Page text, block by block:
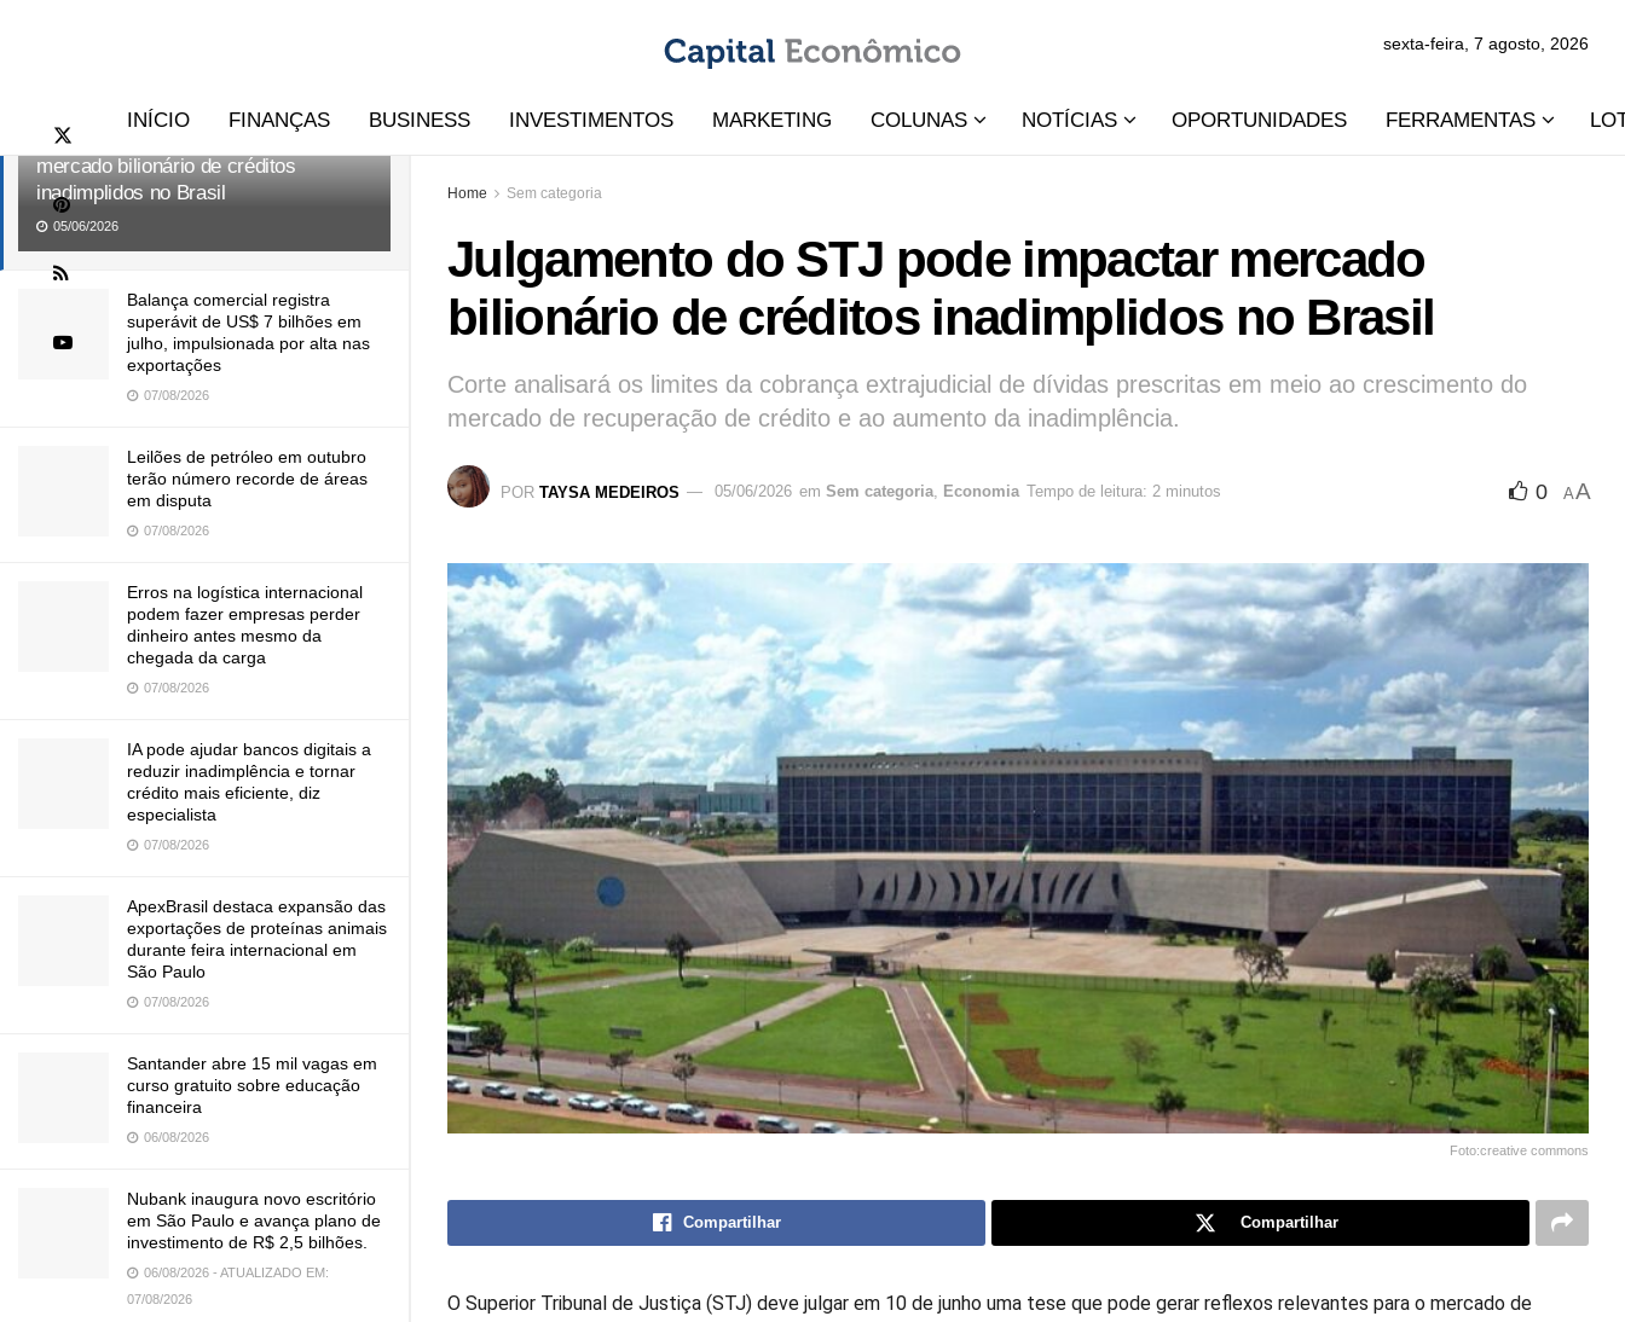
Julgamento do STJ pode impactar
mercado bilionário de créditos
inadimplidos no Brasil
05/06/2026
Balança comercial registra
superávit de US$ 7 bilhões em
julho, impulsionada por alta nas
exportações
07/08/2026
Leilões de petróleo em outubro
terão número recorde de áreas
em disputa
07/08/2026
Erros na logística internacional
podem fazer empresas perder
dinheiro antes mesmo da
chegada da carga
07/08/2026
IA pode ajudar bancos digitais a
reduzir inadimplência e tornar
crédito mais eficiente, diz
especialista
07/08/2026
ApexBrasil destaca expansão das
exportações de proteínas animais
durante feira internacional em
São Paulo
07/08/2026
Santander abre 15 mil vagas em
curso gratuito sobre educação
financeira
06/08/2026
Nubank inaugura novo escritório
em São Paulo e avança plano de
investimento de R$ 2,5 bilhões.
06/08/2026 - ATUALIZADO EM:
07/08/2026
sexta-feira, 7 agosto, 2026
INÍCIO FINANÇAS BUSINESS INVESTIMENTOS MARKETING COLUNAS NOTÍCIAS OPORTUNIDADES FERRAMENTAS
Home Sem categoria
Julgamento do STJ pode impactar mercado
bilionário de créditos inadimplidos no Brasil
Corte analisará os limites da cobrança extrajudicial de dívidas prescritas em meio ao crescimento do
mercado de recuperação de crédito e ao aumento da inadimplência.
POR TAYSA MEDEIROS 05/06/2026 em Sem categoria, Economia Tempo de leitura: 2 minutos 0 AA
Foto:creative commons
Compartilhar Compartilhar
O Superior Tribunal de Justiça (STJ) deve julgar em 10 de junho uma tese que pode gerar reflexos relevantes para o mercado de